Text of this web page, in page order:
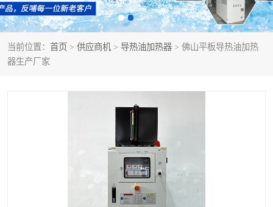
当前位置： 首页 > 供应商机 > 导热油加热器 > 佛山平板导热油加热
器生产厂家